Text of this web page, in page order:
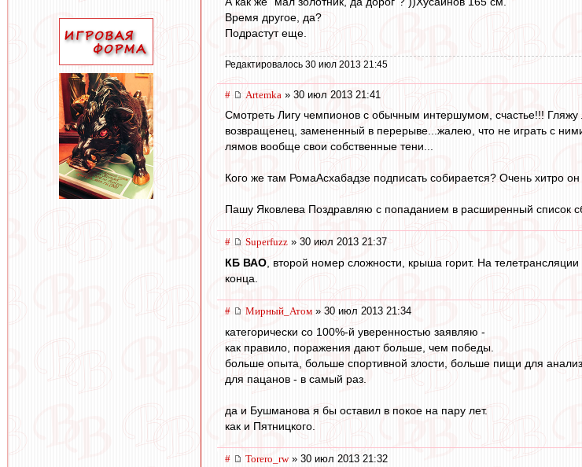
Время другое, да?
Подрастут еще.
Редактировалось 30 июл 2013 21:45
# Artemka » 30 июл 2013 21:41
Смотреть Лигу чемпионов с обычным интершумом, счастье!!!
возвращенец, замененный в перерыве...жалею, что не играть с
лямов вообще свои собственные тени...
Кого же там РомаАсхабадзе подписать собирается? Очень хитро
Пашу Яковлева Поздравляю с попаданием в расширенный список
# Superfuzz » 30 июл 2013 21:37
КБ ВАО , второй номер сложности, крыша горит. На
конца.
# Мирный_Атом » 30 июл 2013 21:34
категорически со 100%-й уверенностью заявляю -
как правило, поражения дают больше, чем победы.
больше опыта, больше спортивной злости, больше пищи для
для пацанов - в самый раз.
да и Бушманова я бы оставил в покое на пару лет.
как и Пятницкого.
# Torero_rw» 30 июл 2013 21:32